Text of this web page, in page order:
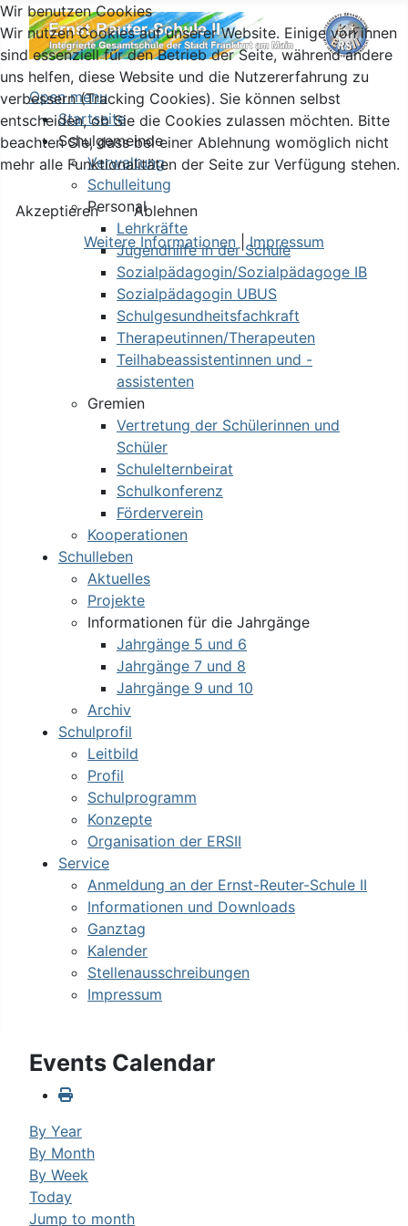
Open menu
Startseite
Schulgemeinde
Verwaltung
Schulleitung
Personal
Lehrkräfte
Jugendhilfe in der Schule
Sozialpädagogin/Sozialpädagoge IB
Sozialpädagogin UBUS
Schulgesundheitsfachkraft
Therapeutinnen/Therapeuten
Teilhabeassistentinnen und -
assistenten
Gremien
Vertretung der Schülerinnen und
Schüler
Schulelternbeirat
Schulkonferenz
Förderverein
Kooperationen
Schulleben
Aktuelles
Projekte
Informationen für die Jahrgänge
Jahrgänge 5 und 6
Jahrgänge 7 und 8
Jahrgänge 9 und 10
Archiv
Schulprofil
Leitbild
Profil
Schulprogramm
Konzepte
Organisation der ERSII
Service
Anmeldung an der Ernst-Reuter-Schule II
Informationen und Downloads
Ganztag
Kalender
Stellenausschreibungen
Impressum
Events Calendar
By Year
By Month
By Week
Today
Jump to month
Wir benutzen Cookies
Wir nutzen Cookies auf unserer Website. Einige von ihnen
sind essenziell für den Betrieb der Seite, während andere
uns helfen, diese Website und die Nutzererfahrung zu
verbessern (Tracking Cookies). Sie können selbst
entscheiden, ob Sie die Cookies zulassen möchten. Bitte
beachten Sie, dass bei einer Ablehnung womöglich nicht
mehr alle Funktionalitäten der Seite zur Verfügung stehen.
Akzeptieren
Ablehnen
Weitere Informationen |Impressum